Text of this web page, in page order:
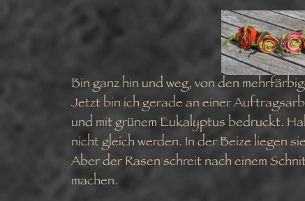
Bin ganz hin und weg, von den
Jetzt bin ich gerade an einer
und mit grünem Eukalyptus bedruckt.
nicht gleich werden. In der Beize liegen
Aber der Rasen schreit nach einem
machen.